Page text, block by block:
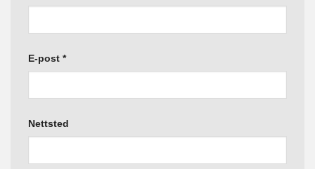
E-post *
Nettsted